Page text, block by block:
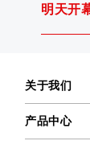
明天开
关于我们
产品中心